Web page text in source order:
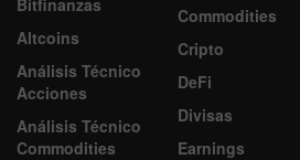
Altcoins
Análisis Técnico
Acciones
Análisis Técnico
Commodities
Commodities
Cripto
DeFi
Divisas
Earnings